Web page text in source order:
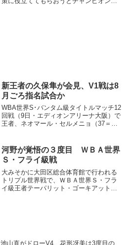
新王者の久保隼が会見、V1戦は8
月ごろ指名試合か
WBA世界S･バンタム級タイトルマッチ12
回戦（9日・エディオンアリーナ大阪）で
王者、ネオマール・セルメニョ（37＝ベ
市の所属ジムで喜びの一夜明け会見を行
った。...
河野が覚悟の３度目 ＷＢＡ世界
Ｓ・フライ級戦
大みそかに大田区総合体育館で行われる
トリプル世界戦で、ＷＢＡ世界Ｓ・フラ
イ級王者テーパリット・ゴーキアットジ
池山直がドローV4、花形冴美は3度目の